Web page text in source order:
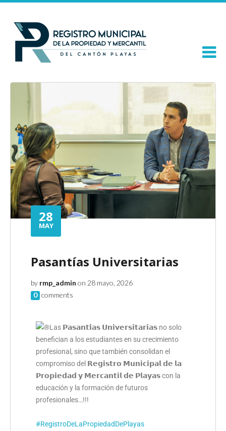
28
MAY
Pasantías Universitarias
by rmp_admin on 28 mayo, 2026
0 comments
Las 𝗣𝗮𝘀𝗮𝗻𝘁𝗶́𝗮𝘀 𝗨𝗻𝗶𝘃𝗲𝗿𝘀𝗶𝘁𝗮𝗿𝗶𝗮𝘀 no solo
benefician a los estudiantes en su crecimiento
profesional, sino que también consolidan el
compromiso del 𝗥𝗲𝗴𝗶𝘀𝘁𝗿𝗼 𝗠𝘂𝗻𝗶𝗰𝗶𝗽𝗮𝗹 𝗱𝗲 𝗹𝗮
𝗣𝗿𝗼𝗽𝗶𝗲𝗱𝗮𝗱 𝘆 𝗠𝗲𝗿𝗰𝗮𝗻𝘁𝗶𝗹 𝗱𝗲 𝗣𝗹𝗮𝘆𝗮𝘀 con la
educación y la formación de futuros
profesionales…!!!
#RegistroDeLaPropiedadDePlayas